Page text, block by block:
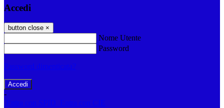
Accedi
button close ×
Nome Utente
Password
Password dimenticata?
-
Entra con SPID
Entra con CIE